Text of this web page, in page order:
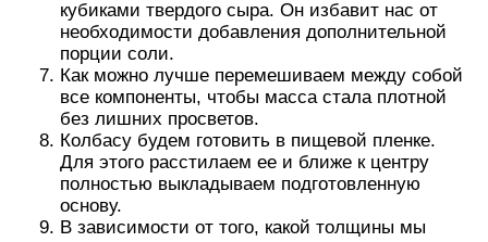
кубиками твердого сыра. Он избавит нас от
необходимости добавления дополнительной
порции соли.
Как можно лучше перемешиваем между собой
все компоненты, чтобы масса стала плотной
без лишних просветов.
Колбасу будем готовить в пищевой пленке.
Для этого расстилаем ее и ближе к центру
полностью выкладываем подготовленную
основу.
В зависимости от того, какой толщины мы